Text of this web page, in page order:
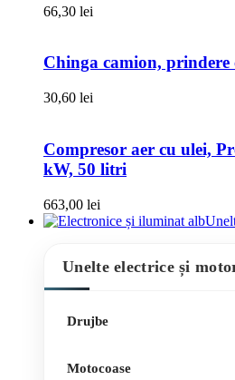
66,30 lei
Chinga camion, prindere
30,60 lei
Compresor aer cu ulei,
kW, 50 litri
663,00 lei
Unelte electrice și
Drujbe
Motocoase